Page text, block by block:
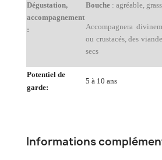
Dégustation,
accompagnement
:
Bouche : agréable,
Accompagnera
ou crustacés, des
secs
Potentiel de
garde:
5 à 10 ans
Informations